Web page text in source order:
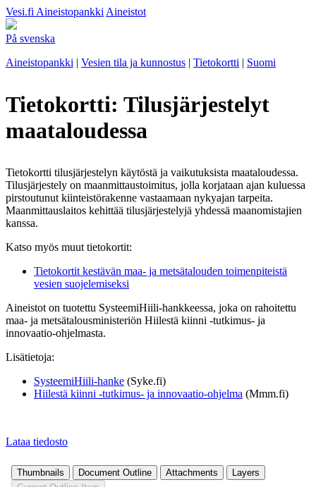
Vesi.fi Aineistopankki Aineistot
På svenska
Aineistopankki | Vesien tila ja kunnostus | Tietokortti | Suomi
Tietokortti: Tilusjärjestelyt
maataloudessa
Tietokortti tilusjärjestelyn käytöstä ja vaikutuksista maataloudessa.
Tilusjärjestely on maanmittaustoimitus, jolla korjataan ajan kuluessa
pirstoutunut kiinteistörakenne vastaamaan nykyajan tarpeita.
Maanmittauslaitos kehittää tilusjärjestelyjä yhdessä maanomistajien
kanssa.
Katso myös muut tietokortit:
Tietokortit kestävän maa- ja metsätalouden toimenpiteistä
vesien suojelemiseksi
Aineistot on tuotettu SysteemiHiili-hankkeessa, joka on rahoitettu
maa- ja metsätalousministeriön Hiilestä kiinni -tutkimus- ja
innovaatio-ohjelmasta.
Lisätietoja:
SysteemiHiili-hanke (Syke.fi)
Hiilestä kiinni -tutkimus- ja innovaatio-ohjelma (Mmm.fi)
Lataa tiedosto